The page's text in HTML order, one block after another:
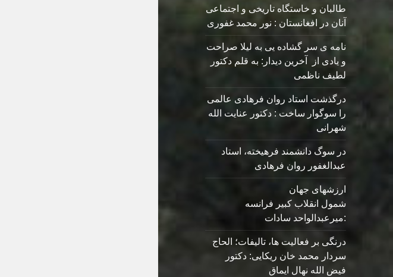
طالبان و خاستگاه تاریخی و اجتماعی
آنان در افغانستان : نور محمد غفوری
نامه ی سر گشاده يی به ليلا صراحت
و یادی از آخرین دیدار: به قلم دکتور
لطیف ناظمی
درگذشت استاد روان فرهادی عالمی
را سوگوار ساخت : دکتور عنایت الله
شهرانی
در سوگ دانشمند فرهیخته، استاد
عبدالغفور روان فرهادی
ارزشهای جهان
شمول انقلاب کبیر فرانسه
:میرعبدالواحد سادات
درنگی بر فعالیت ها، تالیفات؛ الحاج
سردار محمد خان ریکایی: دکتور
فیض الله نهال ایماق